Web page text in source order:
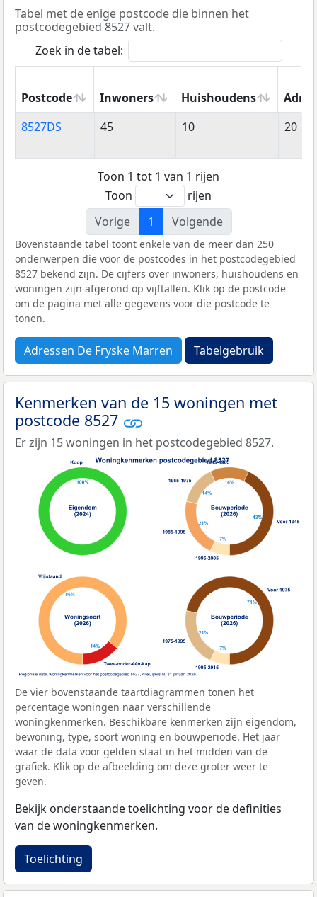
Tabel met de enige postcode die binnen het
postcodegebied 8527 valt.
Zoek in de tabel:
Postcode Inwoners Huishoudens
Postcode
Inwoners Huishoudens
8527DS 45 10 20
Toon 1 tot 1 van 1 rijen
Toon
rijen
Vorige
1 Volgende
Bovenstaande tabel toont enkele van de meer dan 250
onderwerpen die voor de postcodes in het postcodegebied
8527 bekend zijn. De cijfers over inwoners, huishoudens en
woningen zijn afgerond op vijftallen. Klik op de postcode
om de pagina met alle gegevens voor die postcode te
tonen.
Adressen De Fryske Marren Tabelgebruik
Kenmerken van de 15 woningen met
postcode 8527
Er zijn 15 woningen in het postcodegebied 8527.
De vier bovenstaande taartdiagrammen tonen het
percentage woningen naar verschillende
woningkenmerken. Beschikbare kenmerken zijn eigendom,
bewoning, type, soort woning en bouwperiode. Het jaar
waar de data voor gelden staat in het midden van de
grafiek. Klik op de afbeelding om deze groter weer te
geven.
Bekijk onderstaande toelichting voor de definities
van de woningkenmerken.
Toelichting